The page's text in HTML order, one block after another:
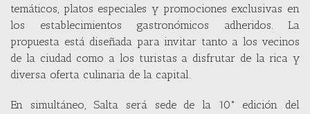
temáticos, platos especiales y promociones exclusivas en
los establecimientos gastronómicos adheridos. La
propuesta está diseñada para invitar tanto a los vecinos
de la ciudad como a los turistas a disfrutar de la rica y
diversa oferta culinaria de la capital.
En simultáneo, Salta será sede de la 10° edición del